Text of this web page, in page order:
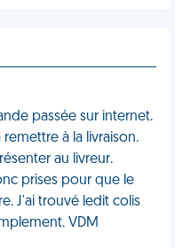
passée sur internet.
à la livraison.
au livreur.
prises pour que le
J'ai trouvé ledit colis
VDM